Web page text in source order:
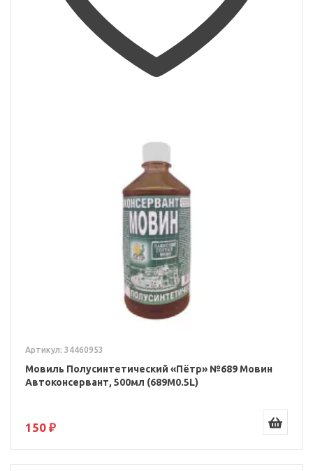
Артикул: 34460953
Мовиль Полусинтетический «Пётр» №689 Мовин
Автоконсервант, 500мл (689M0.5L)
150 ₽